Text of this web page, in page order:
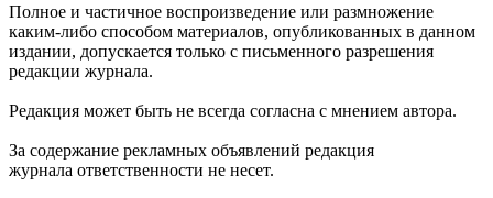
Полное и частичное воспроизведение или размножение
каким-либо способом материалов, опубликованных в данном
издании, допускается только с письменного разрешения
редакции журнала.
Редакция может быть не всегда согласна с мнением автора.
За содержание рекламных объявлений редакция
журнала ответственности не несет.